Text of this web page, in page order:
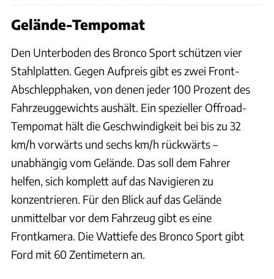
Gelände-Tempomat
Den Unterboden des Bronco Sport schützen vier
Stahlplatten. Gegen Aufpreis gibt es zwei Front-
Abschlepphaken, von denen jeder 100 Prozent des
Fahrzeuggewichts aushält. Ein spezieller Offroad-
Tempomat hält die Geschwindigkeit bei bis zu 32
km/h vorwärts und sechs km/h rückwärts –
unabhängig vom Gelände. Das soll dem Fahrer
helfen, sich komplett auf das Navigieren zu
konzentrieren. Für den Blick auf das Gelände
unmittelbar vor dem Fahrzeug gibt es eine
Frontkamera. Die Wattiefe des Bronco Sport gibt
Ford mit 60 Zentimetern an.